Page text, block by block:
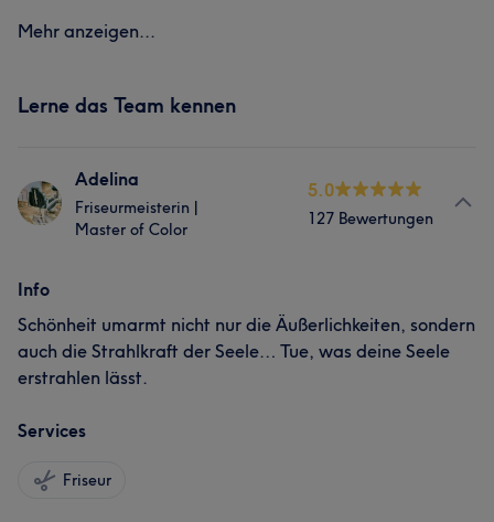
Mehr anzeigen...
Lerne das Team kennen
Adelina
Friseurmeisterin |
Master of Color
5.0
127 Bewertungen
Info
Schönheit umarmt nicht nur die Äußerlichkeiten, sondern
auch die Strahlkraft der Seele… Tue, was deine Seele
erstrahlen lässt.
Services
Friseur